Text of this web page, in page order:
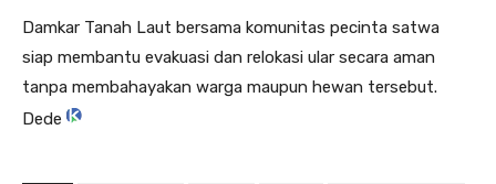
Damkar Tanah Laut bersama komunitas pecinta satwa
siap membantu evakuasi dan relokasi ular secara aman
tanpa membahayakan warga maupun hewan tersebut.
Dede